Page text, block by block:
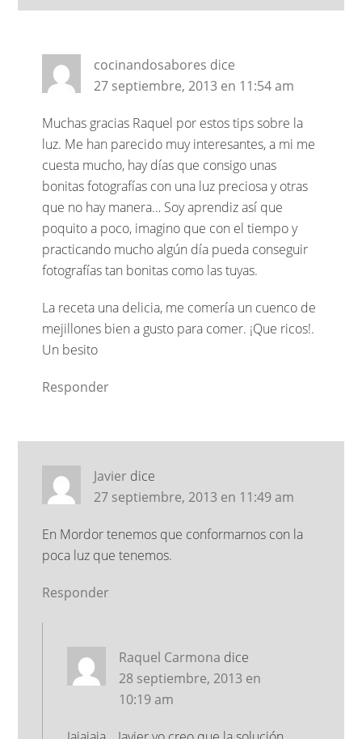
cocinandosabores dice
27 septiembre, 2013 en 11:54 am
Muchas gracias Raquel por estos tips sobre la
luz. Me han parecido muy interesantes, a mi me
cuesta mucho, hay días que consigo unas
bonitas fotografías con una luz preciosa y otras
que no hay manera… Soy aprendiz así que
poquito a poco, imagino que con el tiempo y
practicando mucho algún día pueda conseguir
fotografías tan bonitas como las tuyas.
La receta una delicia, me comería un cuenco de
mejillones bien a gusto para comer. ¡Que ricos!.
Un besito
Responder
Javier dice
27 septiembre, 2013 en 11:49 am
En Mordor tenemos que conformarnos con la
poca luz que tenemos.
Responder
Raquel Carmona dice
28 septiembre, 2013 en
10:19 am